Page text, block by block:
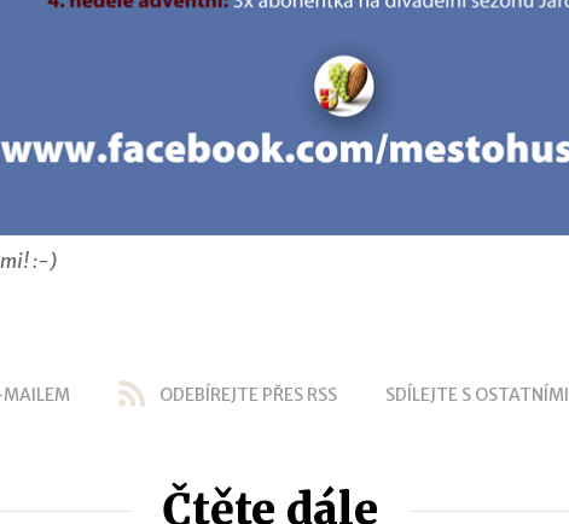
:-)
ODEBÍREJTE PŘES RSS SDÍLEJTE S OSTATNÍMI
Čtěte dále